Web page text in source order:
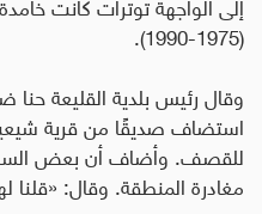
(1975-1990).
وقال رئيس بلدية القليعة حنا
استضاف صديقًا من قرية
للقصف. وأضاف أن بعض
مغادرة المنطقة. وقال: «قلنا